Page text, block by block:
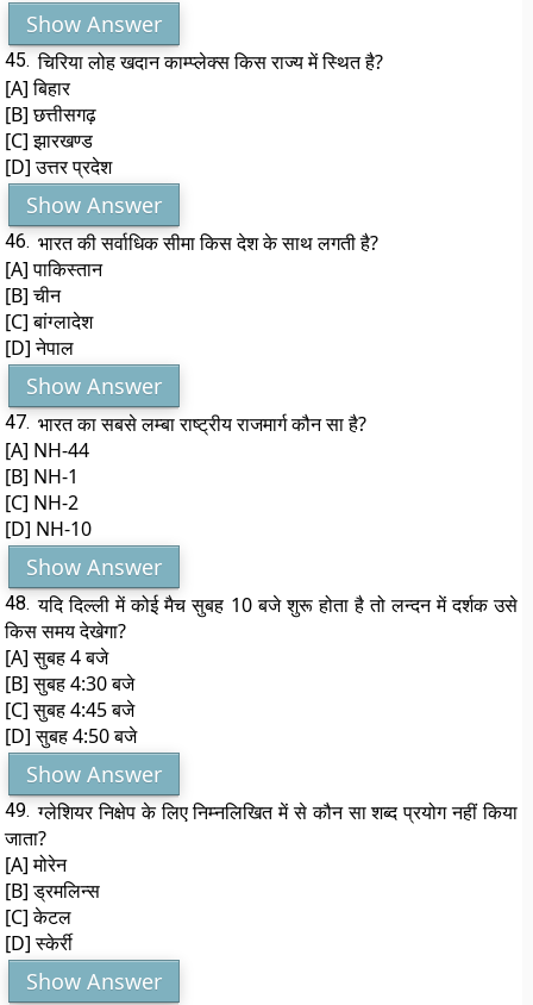
Show Answer
45. चिरिया लोह खदान काम्प्लेक्स किस राज्य में स्थित है?
[A] बिहार
[B] छत्तीसगढ़
[C] झारखण्ड
[D] उत्तर प्रदेश
Show Answer
46. भारत की सर्वाधिक सीमा किस देश के साथ लगती है?
[A] पाकिस्तान
[B] चीन
[C] बांग्लादेश
[D] नेपाल
Show Answer
47. भारत का सबसे लम्बा राष्ट्रीय राजमार्ग कौन सा है?
[A] NH-44
[B] NH-1
[C] NH-2
[D] NH-10
Show Answer
48. यदि दिल्ली में कोई मैच सुबह 10 बजे शुरू होता है तो लन्दन में दर्शक उसे
किस समय देखेगा?
[A] सुबह 4 बजे
[B] सुबह 4:30 बजे
[C] सुबह 4:45 बजे
[D] सुबह 4:50 बजे
Show Answer
49. ग्लेशियर निक्षेप के लिए निम्नलिखित में से कौन सा शब्द प्रयोग नहीं किया
जाता?
[A] मोरेन
[B] ड्रमलिन्स
[C] केटल
[D] स्केर्री
Show Answer